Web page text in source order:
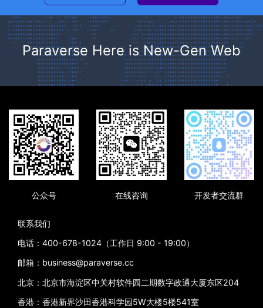
Paraverse Here is New-Gen Web
公众号 在线咨询 开发者交流群
联系我们
电话：400-678-1024（工作日 9:00 - 19:00）
邮箱：business@paraverse.cc
北京：北京市海淀区中关村软件园二期数字政通大厦东区204
香港：香港新界沙田香港科学园5W大楼5楼541室